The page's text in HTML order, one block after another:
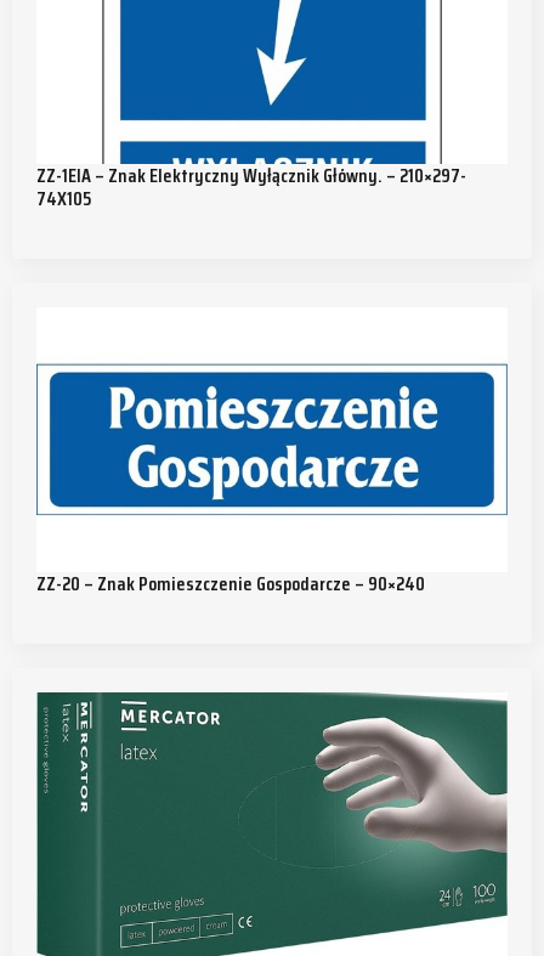
ZZ-1EIA – Znak Elektryczny Wyłącznik Główny. – 210×297-
74X105
ZZ-20 – Znak Pomieszczenie Gospodarcze – 90×240